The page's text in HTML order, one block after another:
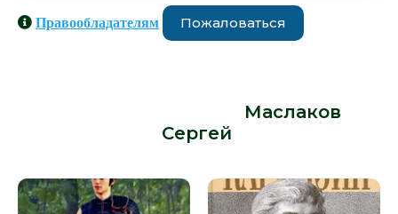
05.В последний поход
06.В последний поход
09.В последний поход
10.В последний поход
Правообладателям Пожаловаться
Маслаков
Сергей